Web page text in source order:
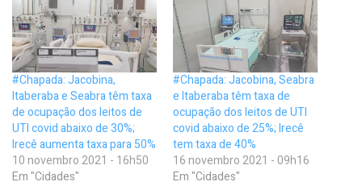
#Chapada: Jacobina,
Itaberaba e Seabra têm taxa
de ocupação dos leitos de
UTI covid abaixo de 30%;
Irecê aumenta taxa para 50%
10 novembro 2021 - 16h50
Em "Cidades"
#Chapada: Jacobina, Seabra
e Itaberaba têm taxa de
ocupação dos leitos de UTI
covid abaixo de 25%; Irecê
tem taxa de 40%
16 novembro 2021 - 09h16
Em "Cidades"